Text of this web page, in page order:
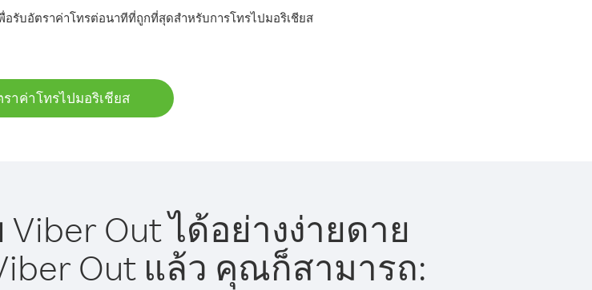
อรับอัตราค่าโทรต่อนาทีที่ถูกที่สุดสำหรับการโทรไปมอริเชียส
าค่าโทรไปมอริเชียส
Out ได้อย่างง่ายดาย
Out แล้ว คุณก็สามารถ: